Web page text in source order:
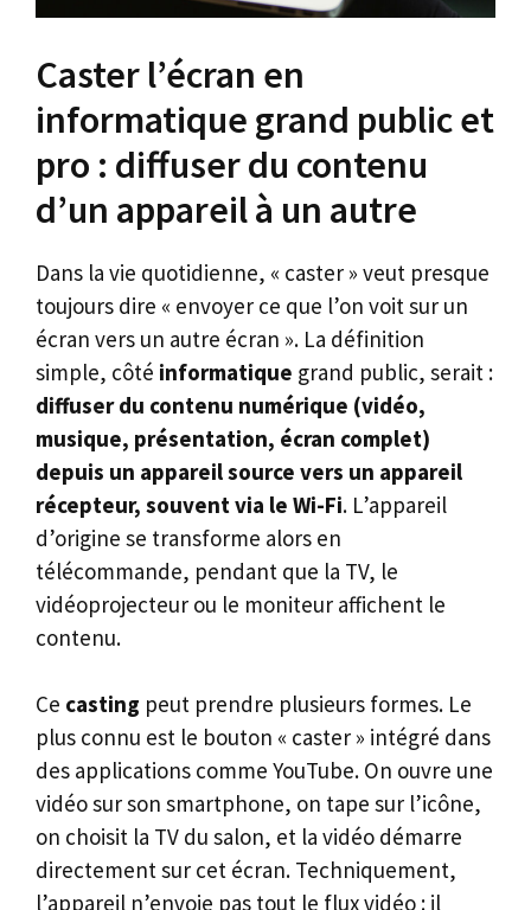
Caster l’écran en
informatique grand public et
pro : diffuser du contenu
d’un appareil à un autre
Dans la vie quotidienne, « caster » veut presque
toujours dire « envoyer ce que l’on voit sur un
écran vers un autre écran ». La définition
simple, côté informatique grand public, serait :
diffuser du contenu numérique (vidéo,
musique, présentation, écran complet)
depuis un appareil source vers un appareil
récepteur, souvent via le Wi-Fi. L’appareil
d’origine se transforme alors en
télécommande, pendant que la TV, le
vidéoprojecteur ou le moniteur affichent le
contenu.
Ce casting peut prendre plusieurs formes. Le
plus connu est le bouton « caster » intégré dans
des applications comme YouTube. On ouvre une
vidéo sur son smartphone, on tape sur l’icône,
on choisit la TV du salon, et la vidéo démarre
directement sur cet écran. Techniquement,
l’appareil n’envoie pas tout le flux vidéo : il